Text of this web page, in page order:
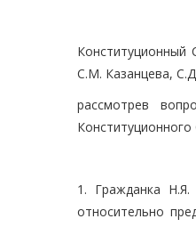
Конституционный
С.М. Казанцева,
рассмотрев
1. Гражданка Н.Я.
относительно